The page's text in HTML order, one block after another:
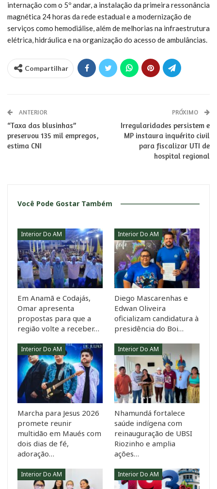
internação com o 5º andar, a instalação da primeira ressonância
magnética 24 horas da rede estadual e a modernização de
serviços como hemodiálise, além de melhorias na infraestrutura
elétrica, hidráulica e na organização do acesso de ambulâncias.
Compartilhar
ANTERIOR
“Taxa das blusinhas”
preservou 135 mil empregos,
estima CNI
PRÓXIMO
Irregularidades persistem e
MP instaura inquérito civil
para fiscalizar UTI de
hospital regional
Você Pode Gostar Também
Interior Do AM
Em Anamã e Codajás,
Omar apresenta
propostas para que a
região volte a receber…
Interior Do AM
Diego Mascarenhas e
Edwan Oliveira
oficializam candidatura à
presidência do Boi…
Interior Do AM
Marcha para Jesus 2026
promete reunir
multidão em Maués com
dois dias de fé,
adoração…
Interior Do AM
Nhamundá fortalece
saúde indígena com
reinauguração de UBSI
Riozinho e amplia
ações…
Interior Do AM Interior Do AM